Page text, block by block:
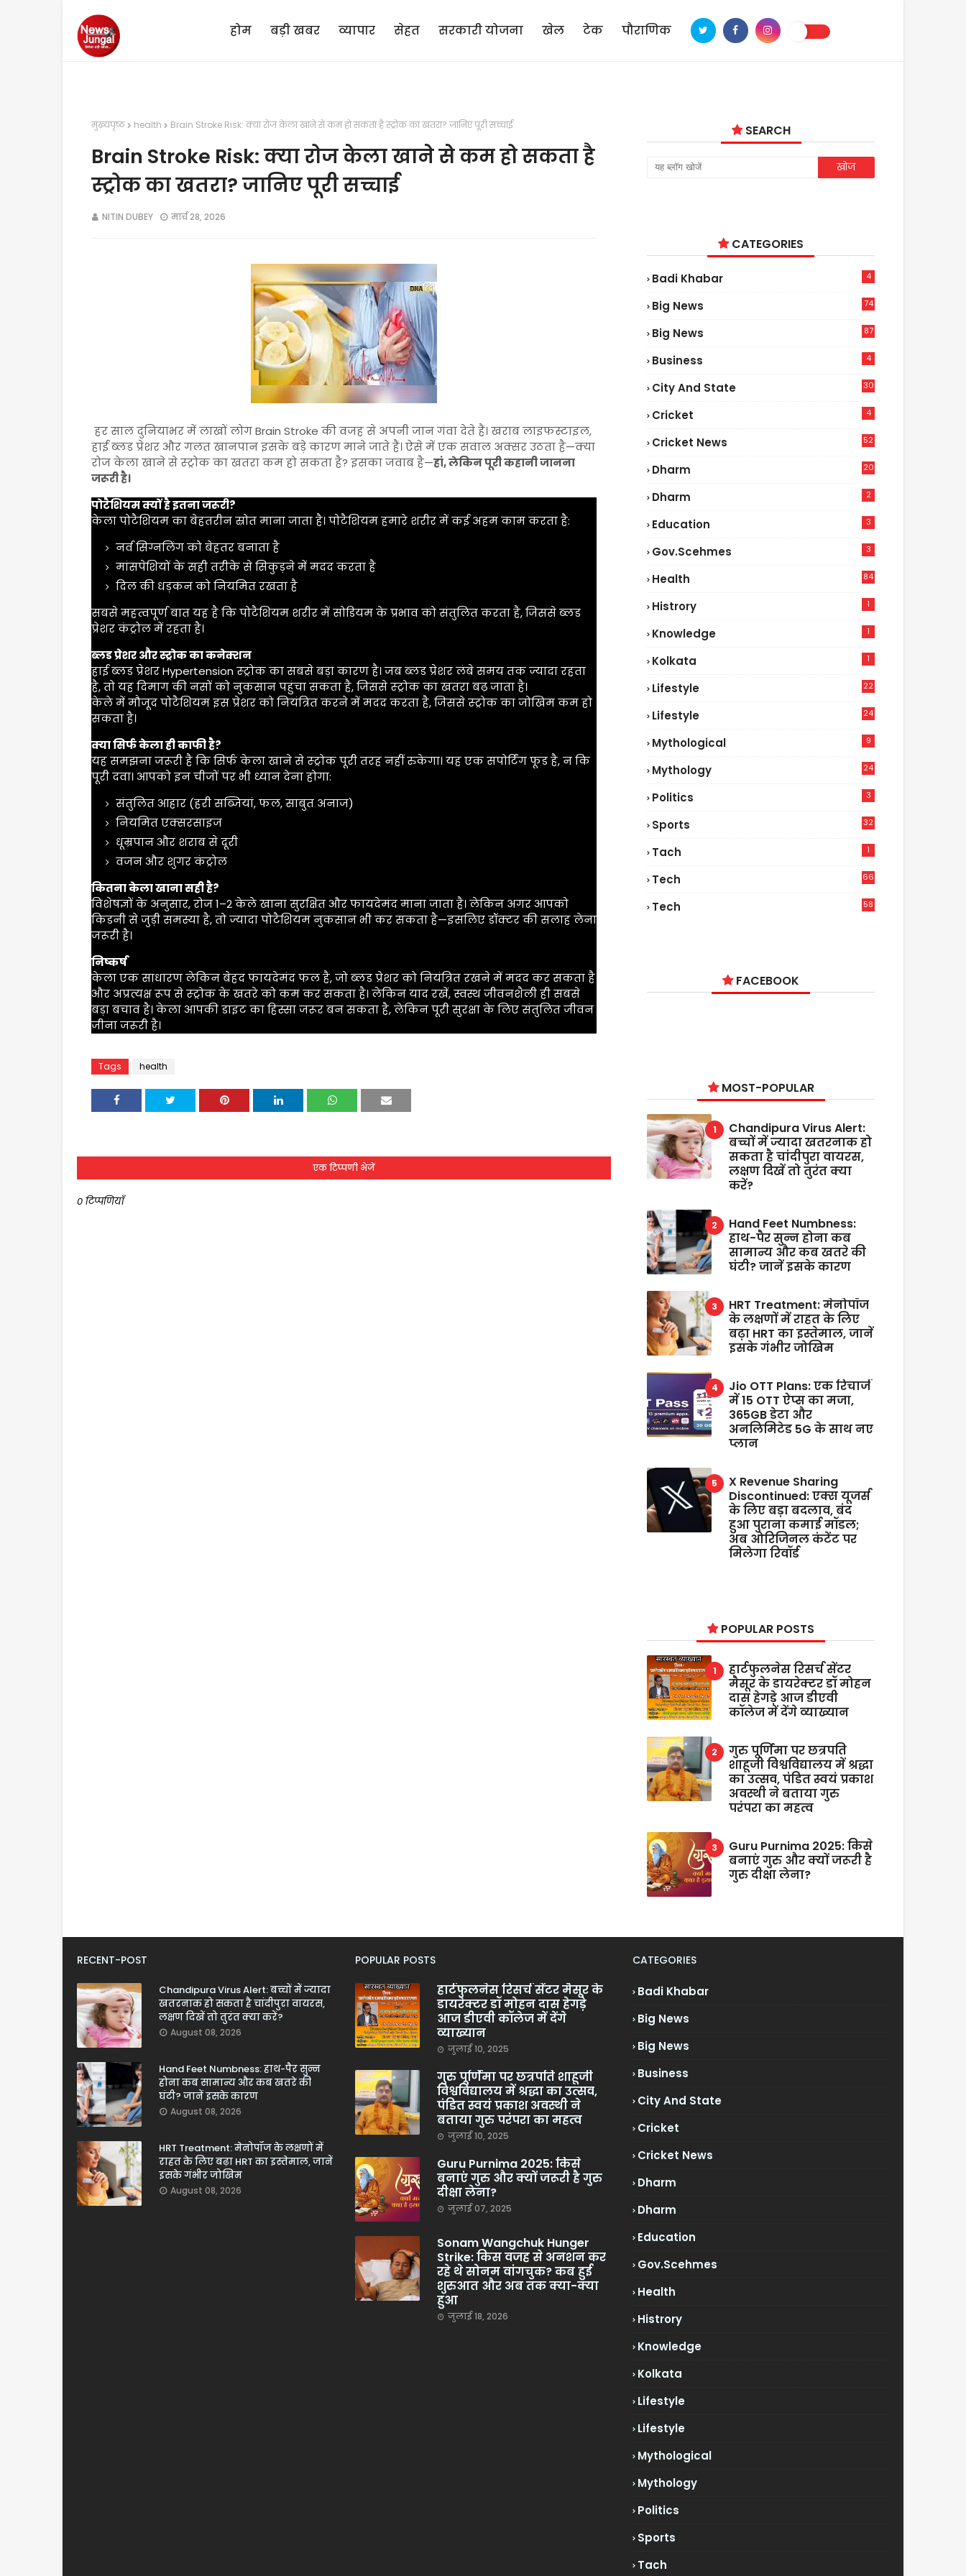
होम बड़ी खबर व्यापार सेहत सरकारी योजना खेल टेक पौराणिक
मुख्यपृष्ठ health Brain Stroke Risk: क्या रोज केला खाने से कम हो सकता है स्ट्रोक का खतरा? जानिए पूरी सच्चाई
Brain Stroke Risk: क्या रोज केला खाने से कम हो सकता है
स्ट्रोक का खतरा? जानिए पूरी सच्चाई
NITIN DUBEY मार्च 28, 2026
हर साल दुनियाभर में लाखों लोगBrain Stroke की वजह से अपनी जान गंवा देते हैं। खराब लाइफस्टाइल,
हाई ब्लड प्रेशर और गलत खानपान इसके बड़े कारण माने जाते हैं। ऐसे में एक सवाल अक्सर उठता है—क्या
रोज केला खाने से स्ट्रोक का खतरा कम हो सकता है? इसका जवाब है—हां, लेकिन पूरी कहानी जानना
जरूरी है।
पोटैशियम क्यों है इतना जरूरी?
केला पोटैशियम का बेहतरीन स्रोत माना जाता है। पोटैशियम हमारे शरीर में कई अहम काम करता है:
नर्व सिग्नलिंग को बेहतर बनाता है
मांसपेशियों के सही तरीके से सिकुड़ने में मदद करता है
दिल की धड़कन को नियमित रखता है
सबसे महत्वपूर्ण बात यह है कि पोटैशियम शरीर में सोडियम के प्रभाव को संतुलित करता है, जिससे ब्लड
प्रेशर कंट्रोल में रहता है।
ब्लड प्रेशर और स्ट्रोक का कनेक्शन
हाई ब्लड प्रेशरHypertensionस्ट्रोक का सबसे बड़ा कारण है। जब ब्लड प्रेशर लंबे समय तक ज्यादा रहता
है, तो यह दिमाग की नसों को नुकसान पहुंचा सकता है, जिससे स्ट्रोक का खतरा बढ़ जाता है।
केले में मौजूद पोटैशियम इस प्रेशर को नियंत्रित करने में मदद करता है, जिससे स्ट्रोक का जोखिम कम हो
सकता है।
क्या सिर्फ केला ही काफी है?
यह समझना जरूरी है कि सिर्फ केला खाने से स्ट्रोक पूरी तरह नहीं रुकेगा। यह एक सपोर्टिंग फूड है, न कि
पूरी दवा। आपको इन चीजों पर भी ध्यान देना होगा:
संतुलित आहार (हरी सब्जियां, फल, साबुत अनाज)
नियमित एक्सरसाइज
धूम्रपान और शराब से दूरी
वजन और शुगर कंट्रोल
कितना केला खाना सही है?
विशेषज्ञों के अनुसार, रोज 1–2 केले खाना सुरक्षित और फायदेमंद माना जाता है। लेकिन अगर आपको
किडनी से जुड़ी समस्या है, तो ज्यादा पोटैशियम नुकसान भी कर सकता है—इसलिए डॉक्टर की सलाह लेना
जरूरी है।
निष्कर्ष
केला एक साधारण लेकिन बेहद फायदेमंद फल है, जो ब्लड प्रेशर को नियंत्रित रखने में मदद कर सकता है
और अप्रत्यक्ष रूप से स्ट्रोक के खतरे को कम कर सकता है। लेकिन याद रखें, स्वस्थ जीवनशैली ही सबसे
बड़ा बचाव है। केला आपकी डाइट का हिस्सा जरूर बन सकता है, लेकिन पूरी सुरक्षा के लिए संतुलित जीवन
जीना जरूरी है।
Tags health
एक टिप्पणी भेजें
0 टिप्पणियाँ
SEARCH
CATEGORIES
Badi Khabar 4
Big News
74
Big News
87
Business 4
City And State 30
Cricket 4
Cricket News
52
Dharm 20
Dharm 2
Education 3
Gov.scehmes 3
Health
84
Histrory 1
Knowledge 1
Kolkata 1
Lifestyle
22
Lifestyle
24
Mythological 9
Mythology 24
Politics 3
Sports 32
Tach 1
Tech
66
Tech
58
FACEBOOK
MOST-POPULAR
Chandipura Virus Alert:
बच्चों में ज्यादा खतरनाक हो
सकता है चांदीपुरा वायरस,
लक्षण दिखें तो तुरंत क्या
करें?
Hand Feet Numbness:
हाथ-पैर सुन्न होना कब
सामान्य और कब खतरे की
घंटी? जानें इसके कारण
HRT Treatment: मेनोपॉज
के लक्षणों में राहत के लिए
बढ़ा HRT का इस्तेमाल, जानें
इसके गंभीर जोखिम
Jio OTT Plans: एक रिचार्ज
में 15 OTT ऐप्स का मजा,
365GB डेटा और
अनलिमिटेड 5G के साथ नए
प्लान
X Revenue Sharing
Discontinued: एक्स यूजर्स
के लिए बड़ा बदलाव, बंद
हुआ पुराना कमाई मॉडल;
अब ओरिजिनल कंटेंट पर
मिलेगा रिवॉर्ड
POPULAR POSTS
हार्टफुलनेस रिसर्च सेंटर
मैसूर के डायरेक्टर डॉ मोहन
दास हेगड़े आज डीएवी
कॉलेज में देंगे व्याख्यान
गुरु पूर्णिमा पर छत्रपति
शाहूजी विश्वविद्यालय में श्रद्धा
का उत्सव, पंडित स्वयं प्रकाश
अवस्थी ने बताया गुरु
परंपरा का महत्व
Guru Purnima 2025: किसे
बनाएं गुरु और क्यों जरूरी है
गुरु दीक्षा लेना?
RECENT-POST
Chandipura Virus Alert: बच्चों में ज्यादा
खतरनाक हो सकता है चांदीपुरा वायरस,
लक्षण दिखें तो तुरंत क्या करें?
August 08, 2026
Hand Feet Numbness: हाथ-पैर सुन्न
होना कब सामान्य और कब खतरे की
घंटी? जानें इसके कारण
August 08, 2026
HRT Treatment: मेनोपॉज के लक्षणों में
राहत के लिए बढ़ा HRT का इस्तेमाल, जानें
इसके गंभीर जोखिम
August 08, 2026
POPULAR POSTS
हार्टफुलनेस रिसर्च सेंटर मैसूर के
डायरेक्टर डॉ मोहन दास हेगड़े
आज डीएवी कॉलेज में देंगे
व्याख्यान
जुलाई 10, 2025
गुरु पूर्णिमा पर छत्रपति शाहूजी
विश्वविद्यालय में श्रद्धा का उत्सव,
पंडित स्वयं प्रकाश अवस्थी ने
बताया गुरु परंपरा का महत्व
जुलाई 10, 2025
Guru Purnima 2025: किसे
बनाएं गुरु और क्यों जरूरी है गुरु
दीक्षा लेना?
जुलाई 07, 2025
Sonam Wangchuk Hunger
Strike: किस वजह से अनशन कर
रहे थे सोनम वांगचुक? कब हुई
शुरुआत और अब तक क्या-क्या
हुआ
जुलाई 18, 2026
CATEGORIES
Badi Khabar
Big News
Big News
Business
City And State
Cricket
Cricket News
Dharm
Dharm
Education
Gov.scehmes
Health
Histrory
Knowledge
Kolkata
Lifestyle
Lifestyle
Mythological
Mythology
Politics
Sports
Tach